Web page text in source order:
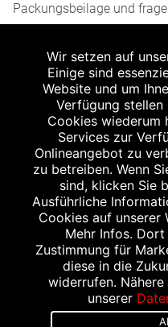
Packungsbeilage und
unverbindliche
ein von den Apotheken in
rezeptfreie Arzneimittel. Er
Apotheken verbindlichen
Apotheke in bestimmten
Jahren) das Produkt mit
Krankenversicherung
Erstattungspreis im Falle
gesetzlichen
Zwangsrabattes (zur Zeit
Unverbindliche
Wir setzen auf
Einige sind
Website und um
Verfügung
Cookies wiederum
Services zur
Onlineangebot zu
zu betreiben. Wenn
sind, klicken Sie
Ausführliche
Cookies auf unserer
Mehr Infos. Dort
Zustimmung für
diese in die
widerrufen.
unserer